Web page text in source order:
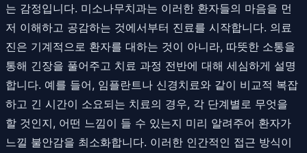
는 감정입니다. 미소나무치과는 이러한 환자들의 마음을 먼
저 이해하고 공감하는 것에서부터 진료를 시작합니다. 의료
진은 기계적으로 환자를 대하는 것이 아니라, 따뜻한 소통을
통해 긴장을 풀어주고 치료 과정 전반에 대해 세심하게 설명
합니다. 예를 들어, 임플란트나 신경치료와 같이 비교적 복잡
하고 긴 시간이 소요되는 치료의 경우, 각 단계별로 무엇을
할 것인지, 어떤 느낌이 들 수 있는지 미리 알려주어 환자가
느낄 불안감을 최소화합니다. 이러한 인간적인 접근 방식이